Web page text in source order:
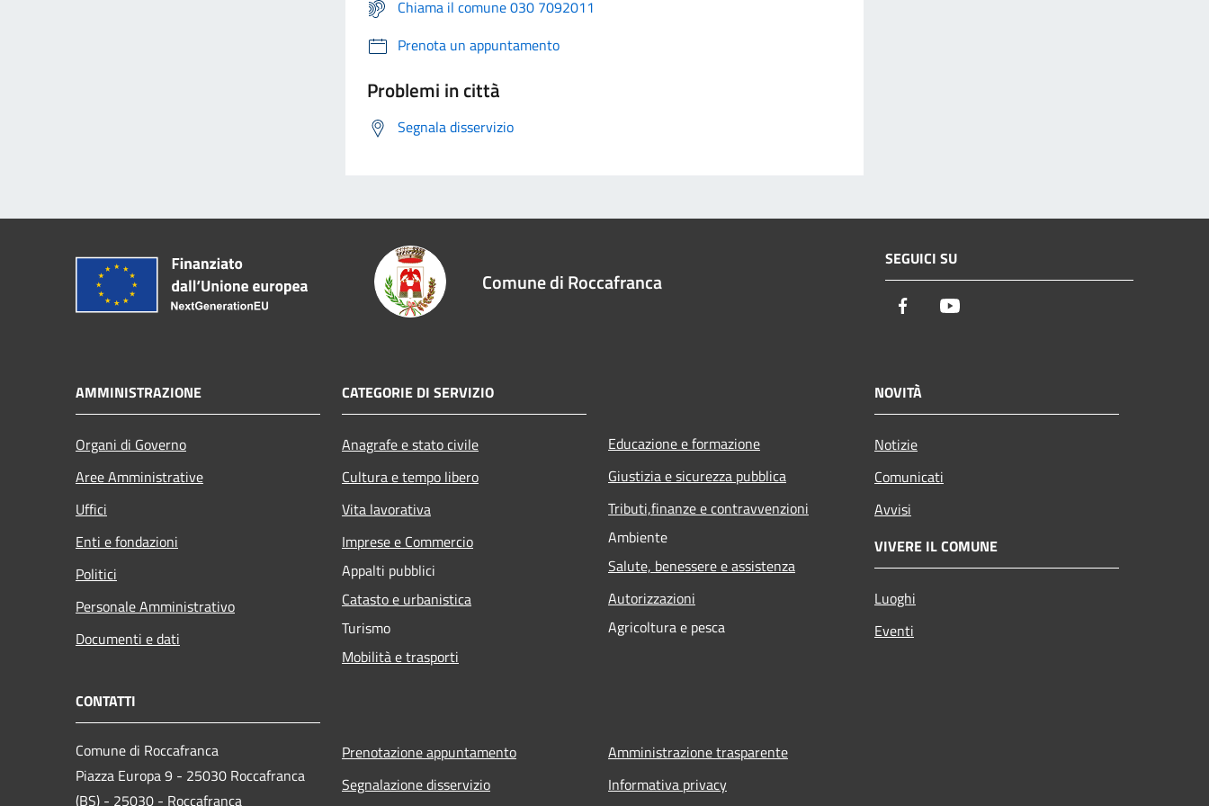
Chiama il comune 030 7092011
Prenota un appuntamento
Problemi in città
Segnala disservizio
Comune di Roccafranca
SEGUICI SU
Facebook
AMMINISTRAZIONE
Organi di Governo
Aree Amministrative
Uffici
Enti e fondazioni
Politici
Personale Amministrativo
Documenti e dati
CATEGORIE DI SERVIZIO
Anagrafe e stato civile
Cultura e tempo libero
Vita lavorativa
Imprese e Commercio
Appalti pubblici
Catasto e urbanistica
Turismo
Mobilità e trasporti
Educazione e formazione
Giustizia e sicurezza pubblica
Tributi,finanze e contravvenzioni
Ambiente
Salute, benessere e assistenza
Autorizzazioni
Agricoltura e pesca
NOVITÀ
Notizie
Comunicati
Avvisi
VIVERE IL COMUNE
Luoghi
Eventi
CONTATTI
Comune di Roccafranca
Piazza Europa 9 - 25030 Roccafranca
(BS) - 25030 - Roccafranca
Prenotazione appuntamento
Segnalazione disservizio
Amministrazione trasparente
Informativa privacy